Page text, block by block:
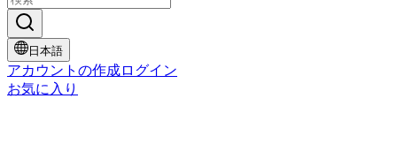
日本語
アカウントの作成ログイン
お気に入り